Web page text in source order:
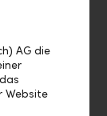
ich
AG die
Website